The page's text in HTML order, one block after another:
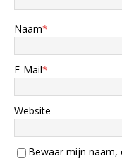
Naam*
E-Mail*
Website
Bewaar mijn naam,